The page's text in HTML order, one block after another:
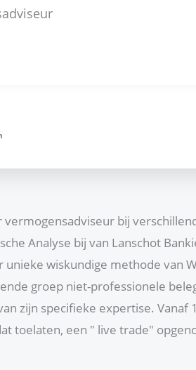
bij
Analyse bij van Lanschot
wiskundige methode van
groep niet-professionele
zijn specifieke expertise.
toelaten, een " live trade"